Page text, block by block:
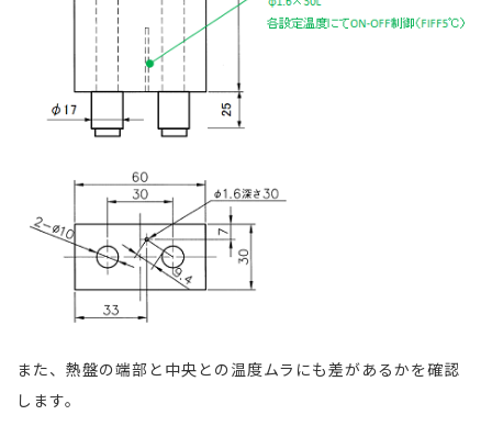
また、熱盤の端部と中央との温度ムラにも差があるかを確認
します。